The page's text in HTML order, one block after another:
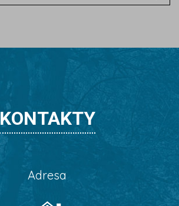
KONTAKTY
Adresa